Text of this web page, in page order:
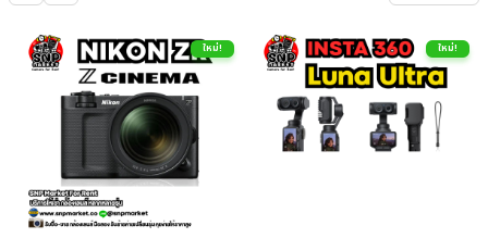
ใหม่! ใหม่!